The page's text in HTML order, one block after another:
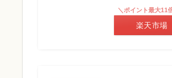
＼ポイント最大11
楽天市場